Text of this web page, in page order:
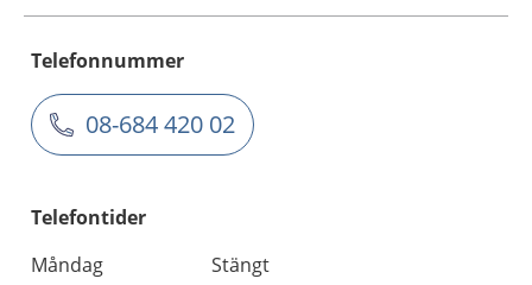
Telefonnummer
08-684 420 02
Telefontider
Måndag
Stängt